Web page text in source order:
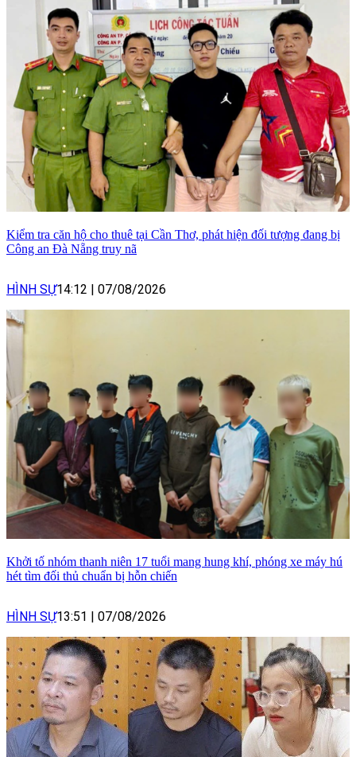
Kiểm tra căn hộ cho thuê tại Cần Thơ, phát hiện đối tượng đang bị
Công an Đà Nẵng truy nã
HÌNH SỰ14:12 07/08/2026
Khởi tố nhóm thanh niên 17 tuổi mang hung khí, phóng xe máy hú
hét tìm đối thủ chuẩn bị hỗn chiến
HÌNH SỰ13:51 07/08/2026